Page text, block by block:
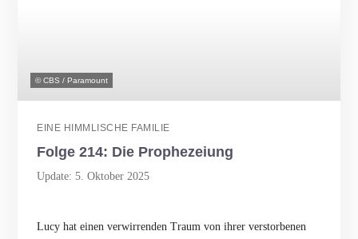
© CBS / Paramount
EINE HIMMLISCHE FAMILIE
Folge 214: Die Prophezeiung
Update: 5. Oktober 2025
Lucy hat einen verwirrenden Traum von ihrer verstorbenen